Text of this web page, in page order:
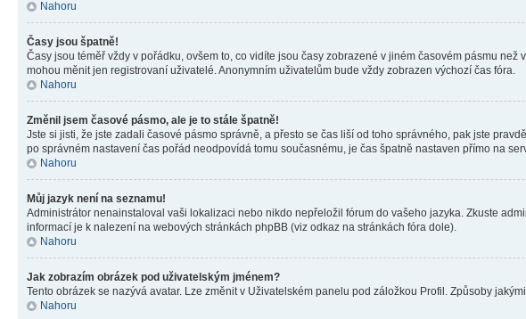
Nahoru
Časy jsou špatně!
Časy jsou téměř vždy v pořádku, ovšem to, co vidíte jsou časy zobrazené v jiném časovém pásmu
mohou měnit jen registrovaní uživatelé. Anonymním uživatelům bude vždy zobrazen výchozí čas fóra.
Nahoru
Změnil jsem časové pásmo, ale je to stále špatně!
Jste si jisti, že jste zadali časové pásmo správně, a přesto se čas liší od toho správného, pak jste
po správném nastavení čas pořád neodpovídá tomu současnému, je čas špatně nastaven přímo na
Nahoru
Můj jazyk není na seznamu!
Administrátor nenainstaloval vaši lokalizaci nebo nikdo nepřeložil fórum do vašeho jazyka. Zkuste
informací je k nalezení na webových stránkách phpBB (viz odkaz na stránkách fóra dole).
Nahoru
Jak zobrazím obrázek pod uživatelským jménem?
Tento obrázek se nazývá avatar. Lze změnit v Uživatelském panelu pod záložkou Profil. Způsoby
Nahoru